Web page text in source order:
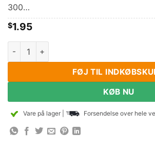
300…
$1.95
2.5mm Diameter, Højde fra 0,5 mm til
FØJ TIL
KØB NU
Vare på lager Forsendelse over hele